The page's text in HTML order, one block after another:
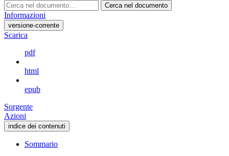
Cerca nel documento
Informazioni
versione-corrente
Scarica
pdf
html
epub
Sorgente
Azioni
indice dei contenuti
Sommario